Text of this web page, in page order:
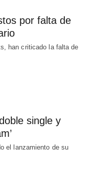
por falta de
han criticado la falta de
single y
el lanzamiento de su